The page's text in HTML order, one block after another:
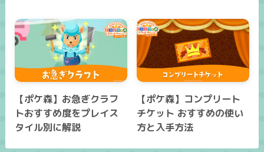
【ポケ森】お急ぎクラフ
トおすすめ度をプレイス
タイル別に解説
【ポケ森】コンプリート
チケット おすすめの使い
方と入手方法